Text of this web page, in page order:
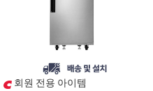
회원 전용 아이템